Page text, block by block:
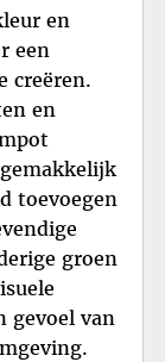
en
een
creëren.
en
toevoegen
groen
gevoel van